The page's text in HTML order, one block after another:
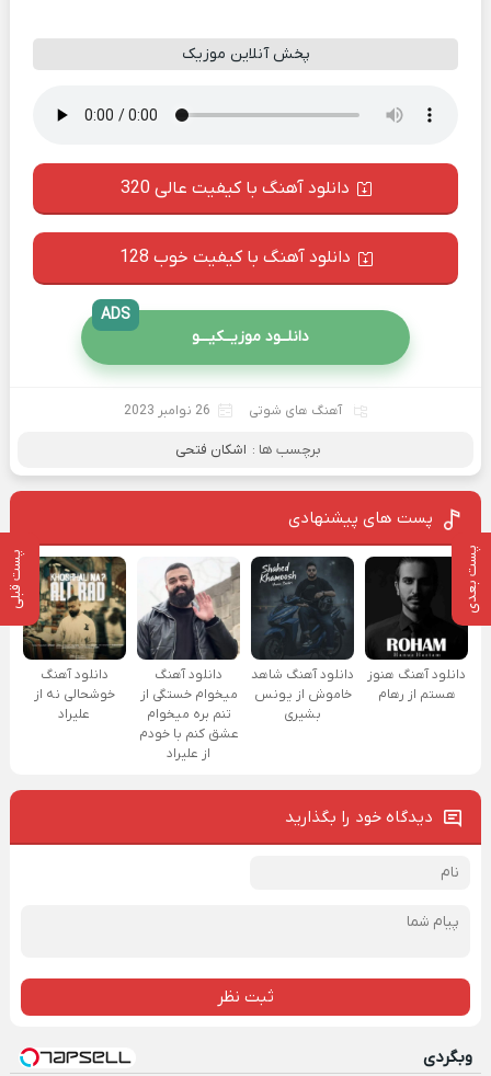
پست بعدی پست قبلی
پخش آنلاین موزیک
دانلود آهنگ با کیفیت عالی 320
دانلود آهنگ با کیفیت خوب 128
دانلــود موزیــکیـــو
ADS
آهنگ های شوتی 26 نوامبر 2023
برچسب ها : اشکان فتحی
پست های پیشنهادی
دانلود آهنگ هنوز
هستم از رهام
دانلود آهنگ شاهد
خاموش از یونس
بشیری
دانلود آهنگ
میخوام خستگی از
تنم بره میخوام
عشق کنم با خودم
از علیراد
دانلود آهنگ
خوشحالی نه از
علیراد
دیدگاه خود را بگذارید
ثبت نظر
وبگردی